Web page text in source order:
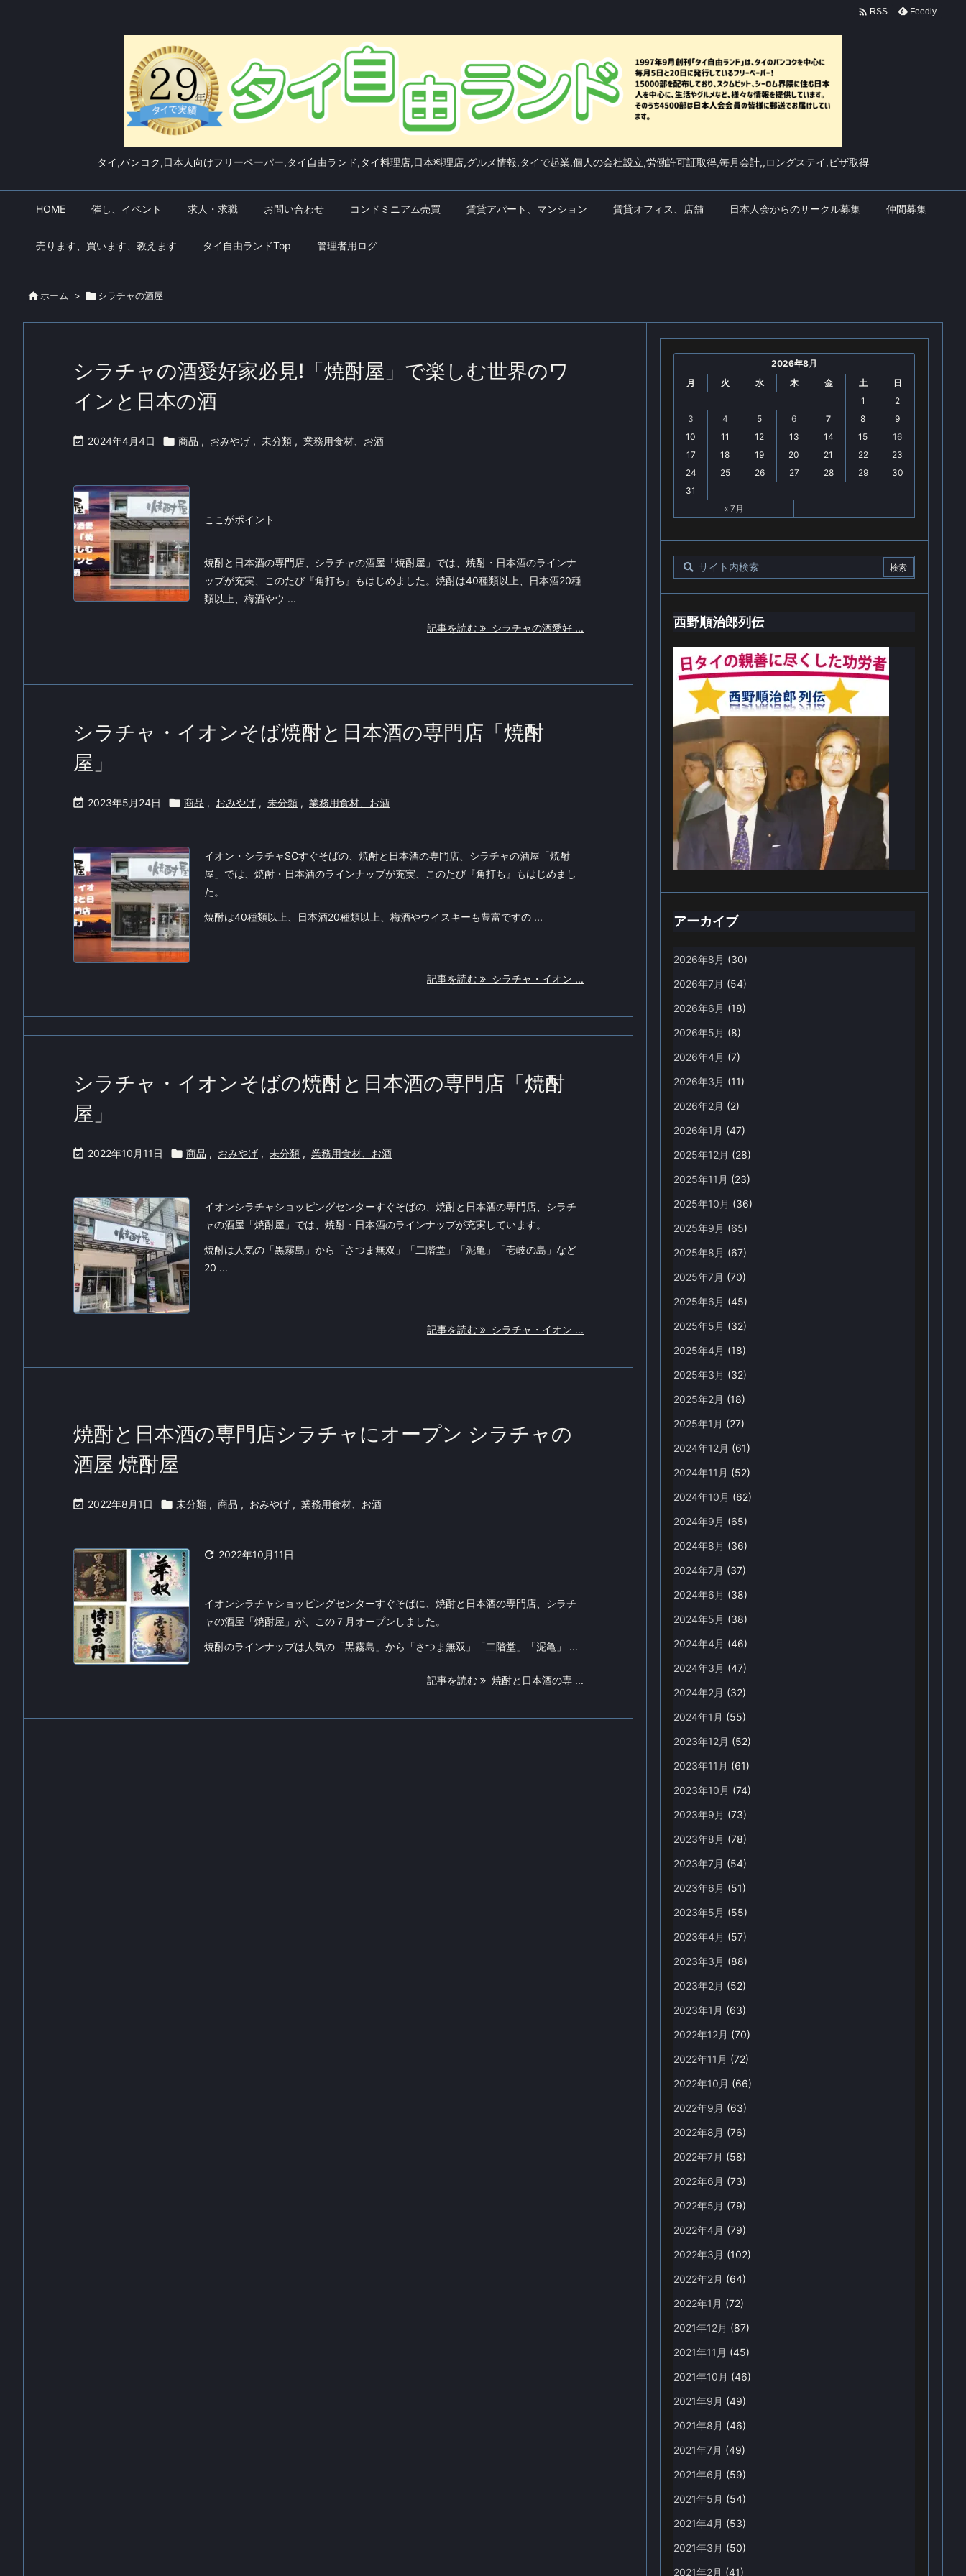
タイ,バンコク,日本人向けフリーペーパー,タイ自由ランド,タイ料理店,日本料理店,グルメ情報,タイで起業,個人の会社設立,労働許可証取得,毎月会計,,ロングステイ,ビザ取得
HOME 催し、イベント 求人・求職 お問い合わせ コンドミニアム売買 賃貸アパート、マンション 賃貸オフィス、店舗 日本人会からのサークル募集 仲間募集
売ります、買います、教えます タイ自由ランドTop 管理者用ログ
 RSS Feedly
 ホーム > シラチャの酒屋
シラチャの酒愛好家必見!「焼酎屋」で楽しむ世界のワ
インと日本の酒
 2024年4月4日  商品 , おみやげ , 未分類 , 業務用食材、お酒
ここがポイント
焼酎と日本酒の専門店、シラチャの酒屋「焼酎屋」では、焼酎・日本酒のラインナ
ップが充実、このたび『角打ち』もはじめました。焼酎は40種類以上、日本酒20種
類以上、梅酒やウ ...
記事を読む シラチャの酒愛好 ...
シラチャ・イオンそば焼酎と日本酒の専門店「焼酎
屋」
 2023年5月24日  商品 , おみやげ , 未分類 , 業務用食材、お酒
イオン・シラチャSCすぐそばの、焼酎と日本酒の専門店、シラチャの酒屋「焼酎
屋」では、焼酎・日本酒のラインナップが充実、このたび『角打ち』もはじめまし
た。
焼酎は40種類以上、日本酒20種類以上、梅酒やウイスキーも豊富ですの ...
記事を読む シラチャ・イオン ...
シラチャ・イオンそばの焼酎と日本酒の専門店「焼酎
屋」
 2022年10月11日  商品 , おみやげ , 未分類 , 業務用食材、お酒
イオンシラチャショッピングセンターすぐそばの、焼酎と日本酒の専門店、シラチ
ャの酒屋「焼酎屋」では、焼酎・日本酒のラインナップが充実しています。
焼酎は人気の「黒霧島」から「さつま無双」「二階堂」「泥亀」「壱岐の島」など
20 ...
記事を読む シラチャ・イオン ...
焼酎と日本酒の専門店シラチャにオープン シラチャの
酒屋 焼酎屋
 2022年8月1日  未分類 , 商品 , おみやげ , 業務用食材、お酒
 2022年10月11日
イオンシラチャショッピングセンターすぐそばに、焼酎と日本酒の専門店、シラチ
ャの酒屋「焼酎屋」が、この７月オープンしました。
焼酎のラインナップは人気の「黒霧島」から「さつま無双」「二階堂」「泥亀」 ...
記事を読む 焼酎と日本酒の専 ...
2026年8月
月
火 水 木 金 土
日
1
2
3
4 5 6 7 8
9
10
11 12 13 14 15
16
17
18 19 20 21 22
23
24
25 26 27 28 29
30
31
« 7月
西野順治郎列伝
アーカイブ
2026年8月 (30)
2026年7月 (54)
2026年6月 (18)
2026年5月 (8)
2026年4月 (7)
2026年3月 (11)
2026年2月 (2)
2026年1月 (47)
2025年12月 (28)
2025年11月 (23)
2025年10月 (36)
2025年9月 (65)
2025年8月 (67)
2025年7月 (70)
2025年6月 (45)
2025年5月 (32)
2025年4月 (18)
2025年3月 (32)
2025年2月 (18)
2025年1月 (27)
2024年12月 (61)
2024年11月 (52)
2024年10月 (62)
2024年9月 (65)
2024年8月 (36)
2024年7月 (37)
2024年6月 (38)
2024年5月 (38)
2024年4月 (46)
2024年3月 (47)
2024年2月 (32)
2024年1月 (55)
2023年12月 (52)
2023年11月 (61)
2023年10月 (74)
2023年9月 (73)
2023年8月 (78)
2023年7月 (54)
2023年6月 (51)
2023年5月 (55)
2023年4月 (57)
2023年3月 (88)
2023年2月 (52)
2023年1月 (63)
2022年12月 (70)
2022年11月 (72)
2022年10月 (66)
2022年9月 (63)
2022年8月 (76)
2022年7月 (58)
2022年6月 (73)
2022年5月 (79)
2022年4月 (79)
2022年3月 (102)
2022年2月 (64)
2022年1月 (72)
2021年12月 (87)
2021年11月 (45)
2021年10月 (46)
2021年9月 (49)
2021年8月 (46)
2021年7月 (49)
2021年6月 (59)
2021年5月 (54)
2021年4月 (53)
2021年3月 (50)
2021年2月 (41)